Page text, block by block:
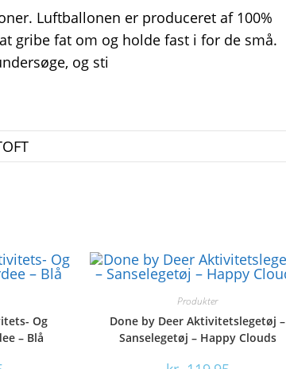
Luftballonen er produceret af 100%
gribe fat om og holde fast i for de små.
og sti
Og
– Blå
Produkter
Done by Deer Aktivitetslegetøj –
Sanselegetøj – Happy Clouds